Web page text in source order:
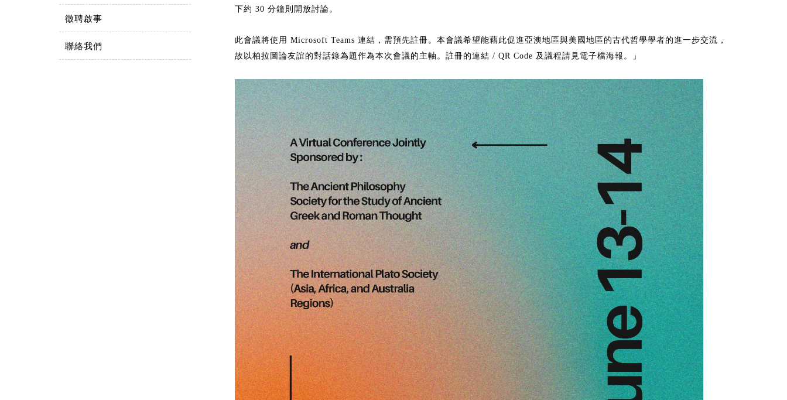
徵聘啟事
聯絡我們
下約 30 分鐘則開放討論。
此會議將使用 Microsoft Teams 連結，需預先註冊。本會議希望能藉此促進亞澳地區與美國地區的古代哲學學者的進一步交流，
故以柏拉圖論友誼的對話錄為題作為本次會議的主軸。註冊的連結 / QR Code 及議程請見電子檔海報。」